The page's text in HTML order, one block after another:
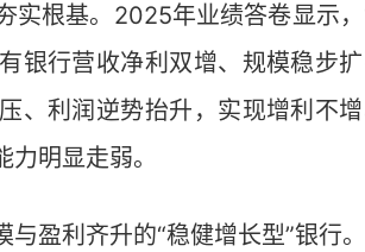
实根基。2025年业绩答卷显示
银行营收净利双增、规模稳步
、利润逆势抬升，实现增利不
明显走弱。
盈利齐升的“稳健增长型”银行